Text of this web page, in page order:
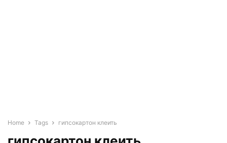
Home Tags гипсокартон клеить